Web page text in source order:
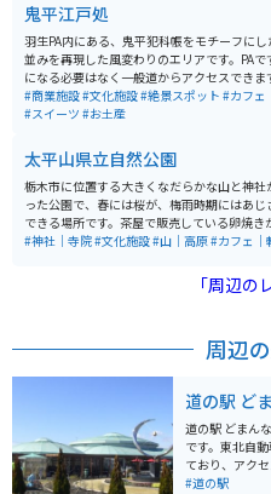
ワナは料金を払ってその場所で焼いてもらえ
方が絶妙で、とても美味しくいただけます。
ワナ釣りをしなくとも施設は利用できます。
ていませんのでご注意下さい。
鬼平江戸処
羽生PA内にある、鬼平犯科帳をモチーフに
並みを再現した風変わりのエリアです。PAで
になる必要はなく一般道からアクセスできます。 関
日本橋大通り・本所深川・両国広小路と4つ
分かれており、外観はもとより施設内ではこ
した土産屋や軽食屋、また、各個人店では深
ぎ屋、蕎麦・たい焼き・くず餅・軍鶏鍋など
ニューが目白押しです。
#商業施設#文化施設#絶景スポット #カフェ
#スイーツ #お土産
太平山県立自然公園
栃木市に位置する大きくなだらかな山と神社
った公園で、春には桜が、梅雨時期にはあじ
できる場所です。茶屋で販売している卵焼き
きれいな景色を楽しみながらいただけます。
#神社｜寺院#文化施設#山｜高原#カフェ｜
「周辺
周辺
道の駅 ど
道の駅 どまん
です。東北自
ており、アクセスが非
入できる直売
#道の駅